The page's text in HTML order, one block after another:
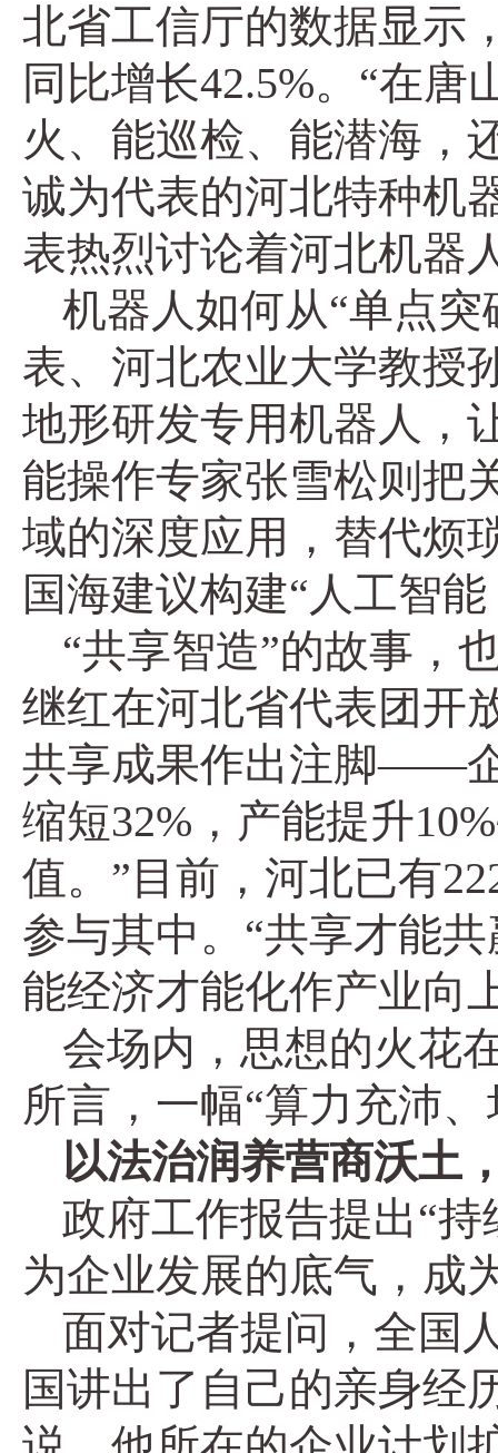
北省工信厅的数据显示
同比增长42.5%。“在唐
火、能巡检、能潜海，
诚为代表的河北特种机
表热烈讨论着河北机器
机器人如何从“单点
表、河北农业大学教授
地形研发专用机器人，
能操作专家张雪松则把
域的深度应用，替代烦
国海建议构建“人工智
“共享智造”的故事，
继红在河北省代表团开
共享成果作出注脚——
缩短32%，产能提升
值。”目前，河北已有
参与其中。“共享才能
能经济才能化作产业向
会场内，思想的火花
所言，一幅“算力充沛
以法治润养营商沃土
政府工作报告提出“
为企业发展的底气，成
面对记者提问，全国
国讲出了自己的亲身经